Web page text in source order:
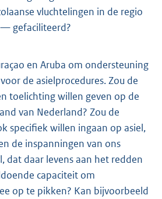
vluchtelingen in de regio
gefaciliteerd?
en Aruba om ondersteuning
de asielprocedures. Zou de
toelichting willen geven op de
van Nederland? Zou de
specifiek willen ingaan op asiel,
de inspanningen van ons
dat daar levens aan het redden
capaciteit om
op te pikken? Kan bijvoorbeeld